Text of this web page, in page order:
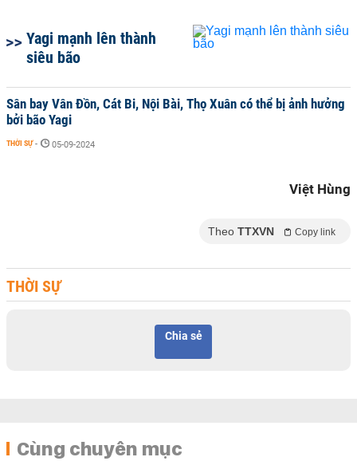
Yagi mạnh lên thành
siêu bão
Sân bay Vân Đồn, Cát Bi, Nội Bài, Thọ Xuân có thể bị ảnh hưởng
bởi bão Yagi
THỜI SỰ - 05-09-2024
Việt Hùng
Theo TTXVN Copy link
THỜI SỰ
Chia sẻ
Cùng chuyên mục